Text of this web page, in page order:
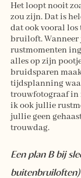
Het loopt nooit
zou zijn. Dat is
dat ook vooral los
bruiloft. Wanneer
rustmomenten
alles op zijn
bruidsparen
tijdsplanning
trouwfotograaf in
ik ook jullie
jullie geen
trouwdag.
Een plan B bij
buitenbruiloften)